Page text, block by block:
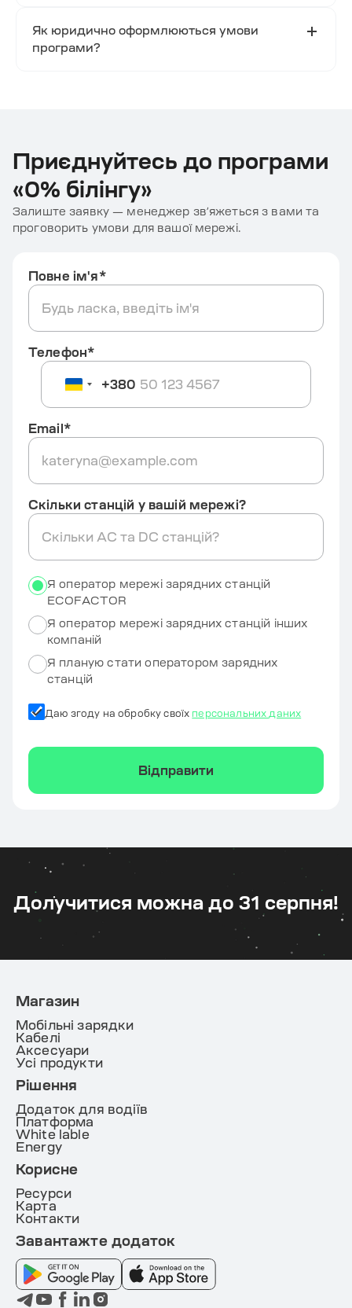
Як юридично оформлюються умови
програми?
Приєднуйтесь до програми
«0% білінгу»
Залиште заявку — менеджер звʼяжеться з вами та
проговорить умови для вашої мережі.
Повне ім'я*
Телефон*
Україна
+380
+380
Email*
Скільки станцій у вашій мережі?
Я оператор мережі зарядних станцій
ECOFACTOR
Я оператор мережі зарядних станцій інших
компаній
Я планую стати оператором зарядних
станцій
Даю згоду на обробку своїх персональних даних
Долучитися можна до 31 серпня!
Магазин
Мобільні зарядки
Кабелі
Аксесуари
Усі продукти
Рішення
Додаток для водіїв
Платформа
White lable
Energy
Корисне
Ресурси
Карта
Контакти
Завантажте додаток